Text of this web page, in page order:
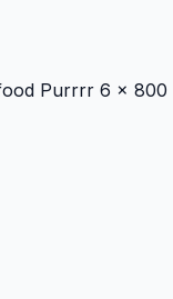
Purrrr 6 x 800